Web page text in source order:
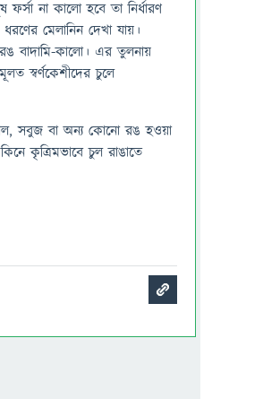
না কালো হবে তা নির্ধারণ
মেলানিন দেখা যায়।
বাদামি-কালো। এর তুলনায়
স্বর্ণকেশীদের চুলে
সবুজ বা অন্য কোনো রঙ হওয়া
কৃত্রিমভাবে চুল রাঙাতে